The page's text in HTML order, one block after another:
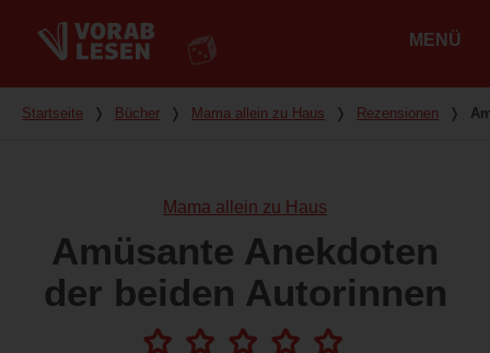
MENÜ
Du bist hier
Startseite ❭ Bücher ❭ Mama allein zu Haus ❭ Rezensionen ❭
Mama allein zu Haus
Amüsante Anekdoten
der beiden Autorinnen